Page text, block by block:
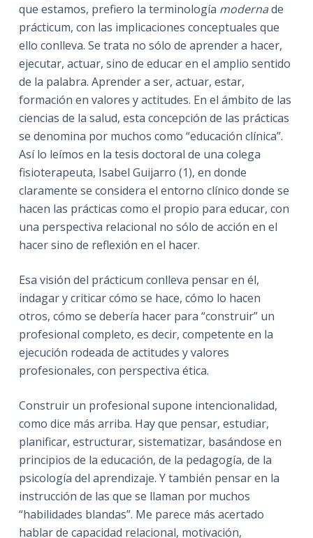
que estamos, prefiero la terminología modernade
prácticum, con las implicaciones conceptuales que
ello conlleva. Se trata no sólo de aprender a hacer,
ejecutar, actuar, sino de educar en el amplio sentido
de la palabra. Aprender a ser, actuar, estar,
formación en valores y actitudes. En el ámbito de las
ciencias de la salud, esta concepción de las prácticas
se denomina por muchos como “educación clínica”.
Así lo leímos en la tesis doctoral de una colega
fisioterapeuta, Isabel Guijarro (1), en donde
claramente se considera el entorno clínico donde se
hacen las prácticas como el propio para educar, con
una perspectiva relacional no sólo de acción en el
hacer sino de reflexión en el hacer.
Esa visión del prácticum conlleva pensar en él,
indagar y criticar cómo se hace, cómo lo hacen
otros, cómo se debería hacer para “construir” un
profesional completo, es decir, competente en la
ejecución rodeada de actitudes y valores
profesionales, con perspectiva ética.
Construir un profesional supone intencionalidad,
como dice más arriba. Hay que pensar, estudiar,
planificar, estructurar, sistematizar, basándose en
principios de la educación, de la pedagogía, de la
psicología del aprendizaje. Y también pensar en la
instrucción de las que se llaman por muchos
“habilidades blandas”. Me parece más acertado
hablar de capacidad relacional, motivación,